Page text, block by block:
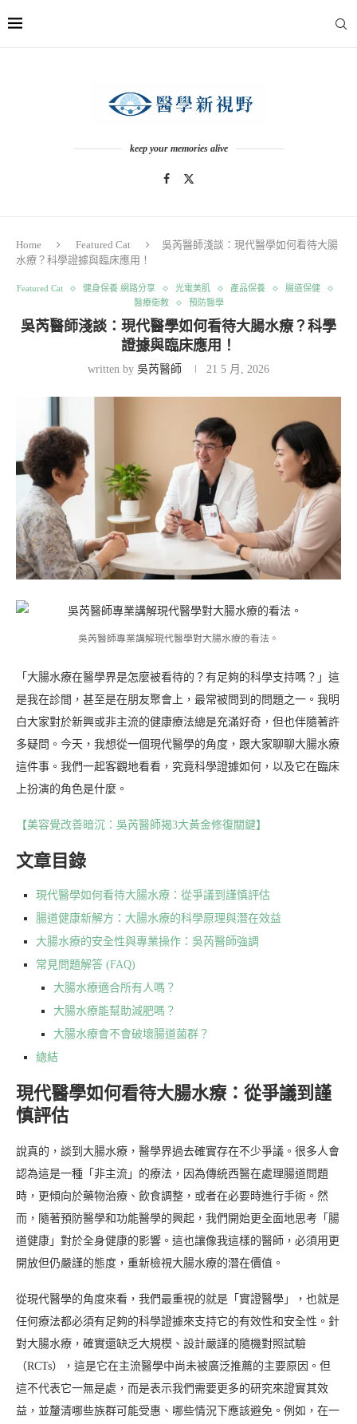
keep your memories alive
Home Featured Cat
吳芮醫師淺談：現代醫學如何看待大腸
水療？科學證據與臨床應用！
Featured Cat 健身保養 網路分享 光電美肌 產品保養
腸道保健
醫療衛教
預防醫學
吳芮醫師淺談：現代醫學如何看待大腸水療？科學
證據與臨床應用！
written by 吳芮醫師 21 5 月, 2026
吳芮醫師專業講解現代醫學對大腸水療的看法。
「大腸水療在醫學界是怎麼被看待的？有足夠的科學支持嗎？」這
是我在診間，甚至是在朋友聚會上，最常被問到的問題之一。我明
白大家對於新興或非主流的健康療法總是充滿好奇，但也伴隨著許
多疑問。今天，我想從一個現代醫學的角度，跟大家聊聊大腸水療
這件事。我們一起客觀地看看，究竟科學證據如何，以及它在臨床
上扮演的角色是什麼。
【美容覺改善暗沉：吳芮醫師揭3大黃金修復關鍵】
文章目錄
現代醫學如何看待大腸水療：從爭議到謹慎評估
腸道健康新解方：大腸水療的科學原理與潛在效益
大腸水療的安全性與專業操作：吳芮醫師強調
常見問題解答 (FAQ)
大腸水療適合所有人嗎？
大腸水療能幫助減肥嗎？
大腸水療會不會破壞腸道菌群？
總結
現代醫學如何看待大腸水療：從爭議到謹
慎評估
說真的，談到大腸水療，醫學界過去確實存在不少爭議。很多人會
認為這是一種「非主流」的療法，因為傳統西醫在處理腸道問題
時，更傾向於藥物治療、飲食調整，或者在必要時進行手術。然
而，隨著預防醫學和功能醫學的興起，我們開始更全面地思考「腸
道健康」對於全身健康的影響。這也讓像我這樣的醫師，必須用更
開放但仍嚴謹的態度，重新檢視大腸水療的潛在價值。
從現代醫學的角度來看，我們最重視的就是「實證醫學」，也就是
任何療法都必須有足夠的科學證據來支持它的有效性和安全性。針
對大腸水療，確實還缺乏大規模、設計嚴謹的隨機對照試驗
（RCTs），這是它在主流醫學中尚未被廣泛推薦的主要原因。但
這不代表它一無是處，而是表示我們需要更多的研究來證實其效
益，並釐清哪些族群可能受惠、哪些情況下應該避免。例如，在一